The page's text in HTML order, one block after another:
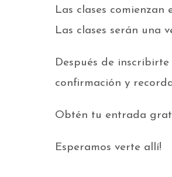
Las clases
Las clases serán una
Después de
confirmación y
Obtén tu entrada
Esperamos verte allí!